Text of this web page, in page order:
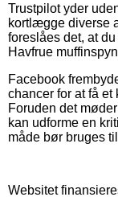
Trustpilot yder
kortlægge diverse
foreslåes det, at
Havfrue
Facebook
chancer for at få
Foruden det
kan udforme en
måde bør bruges
Websitet